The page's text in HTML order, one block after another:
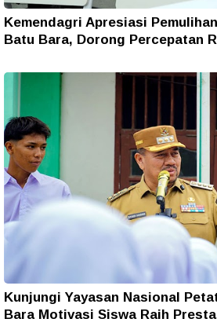
Kemendagri Apresiasi
Batu Bara, Dorong Percepatan
Kunjungi Yayasan Nasional
Bara Motivasi Siswa Raih